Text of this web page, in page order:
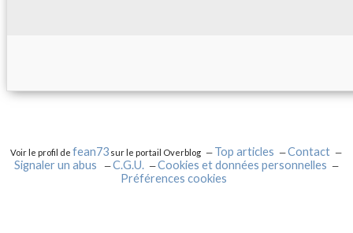
Voir le profil defean73 sur le portail Overblog Top articles
Contact
Signaler un abus
C.G.U.
Cookies et données personnelles
Préférences cookies